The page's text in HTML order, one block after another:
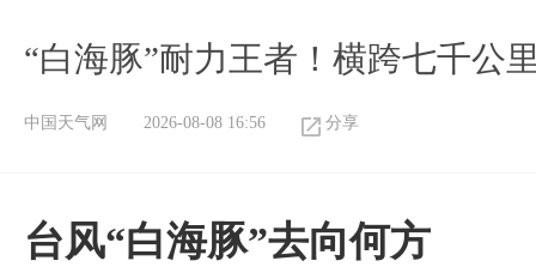
“白海豚”耐力王者！横跨七千公
中国天气网 2026-08-08 16:56 分享
台风“白海豚”去向何方